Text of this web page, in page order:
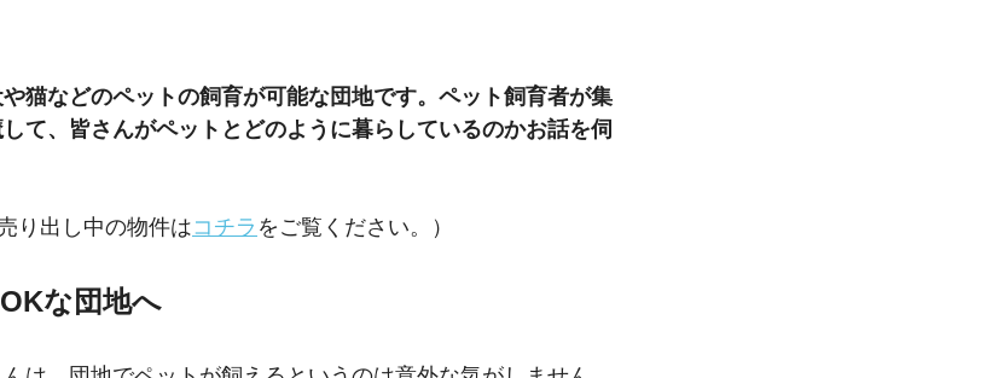
猫などのペットの飼育が可能な団地です。ペット飼育者が集
て、皆さんがペットとどのように暮らしているのかお話を伺
り出し中の物件はコチラ をご覧ください。）
な団地へ